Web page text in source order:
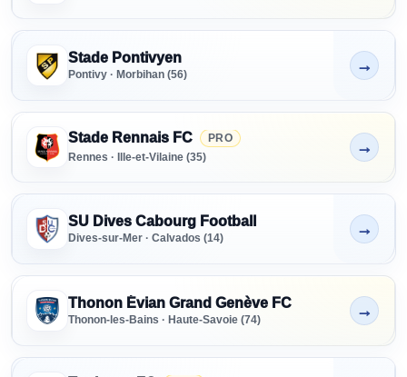
Stade Pontivyen
Pontivy · Morbihan (56)
Non indiqué
→
Stade Rennais FC
PRO
Rennes · Ille-et-Vilaine (35)
Non indiqué
→
SU Dives Cabourg Football
Dives-sur-Mer · Calvados (14)
Non indiqué
→
Thonon Évian Grand Genève FC
Thonon-les-Bains · Haute-Savoie (74)
Non indiqué
→